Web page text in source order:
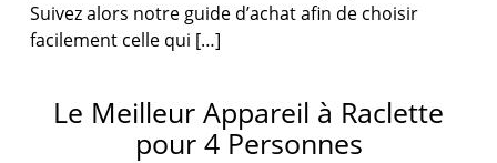
Suivez alors notre guide d’achat afin de choisir
facilement celle qui […]
Le Meilleur Appareil à Raclette
pour 4 Personnes